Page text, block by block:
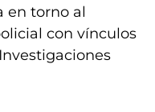
en torno al
con vínculos